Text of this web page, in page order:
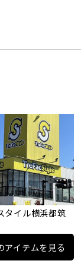
タイル横浜都筑
アイテムを見る